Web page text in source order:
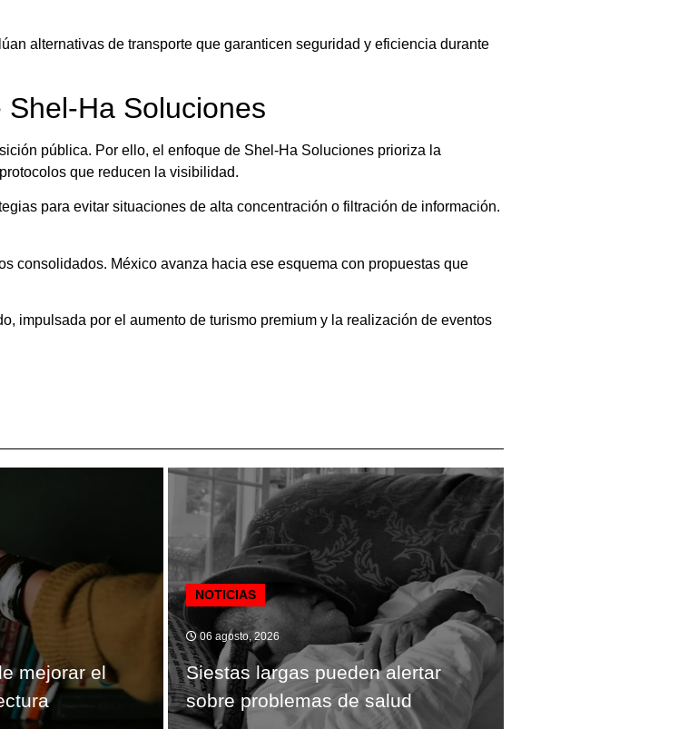
alternativas de transporte que garanticen seguridad y eficiencia durante
Ha Soluciones
pública. Por ello, el enfoque de Shel-Ha Soluciones prioriza la
que reducen la visibilidad.
para evitar situaciones de alta concentración o filtración de información.
consolidados. México avanza hacia ese esquema con propuestas que
impulsada por el aumento de turismo premium y la realización de eventos
mejorar el
NOTICIAS
06 agosto, 2026
Siestas largas pueden alertar
sobre problemas de salud